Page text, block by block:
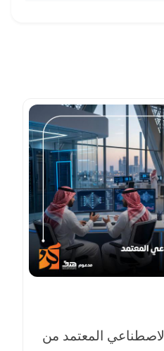
المعتمد من